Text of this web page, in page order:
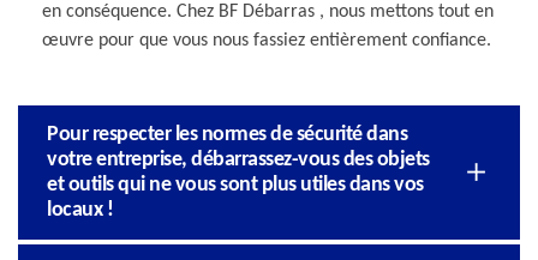
en conséquence. Chez BF Débarras , nous mettons tout en
œuvre pour que vous nous fassiez entièrement confiance.
Pour respecter les normes de sécurité dans
votre entreprise, débarrassez-vous des objets
et outils qui ne vous sont plus utiles dans vos
locaux !